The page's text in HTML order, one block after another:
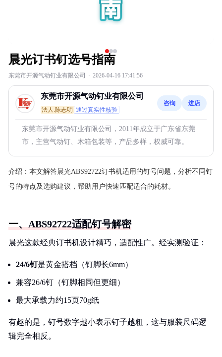
晨光订书钉选号指南
东莞市开源气动钉业有限公司 · 2026-04-16 17:41:56
东莞市开源气动钉业有限公司
法人:陈志明 通过真实性核验
咨询 进店
东莞市开源气动钉业有限公司，2011年成立于广东省东莞
市，主营气动钉、木箱包装等，产品多样，权威可靠。
介绍： 本文解答晨光ABS92722订书机适用的钉号问题，分析不同钉
号的特点及选购建议，帮助用户快速匹配适合的耗材。
一、ABS92722适配钉号解密
晨光这款经典订书机设计精巧，适配性广。经实测验证：
24/6钉是黄金搭档（钉脚长6mm）
兼容26/6钉（钉脚相同但更细）
最大承载力约15页70g纸
有趣的是，钉号数字越小表示钉子越粗，这与服装尺码逻
辑完全相反。